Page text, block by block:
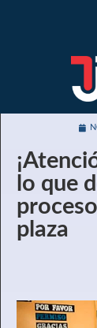
lo que
plaza